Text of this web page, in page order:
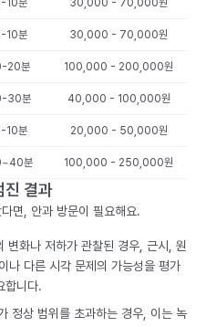
10분 30,000 - 70,000원
10분 30,000 - 70,000원
20분 100,000 - 200,000원
30분 40,000 - 100,000원
10분 20,000 - 50,000원
분 100,000 - 250,000원
진 결과
면, 안과 방문이 필요해요.
변화나 저하가 관찰된 경우, 근시, 원
나 다른 시각 문제의 가능성을 평가
합니다.
정상 범위를 초과하는 경우, 이는 녹